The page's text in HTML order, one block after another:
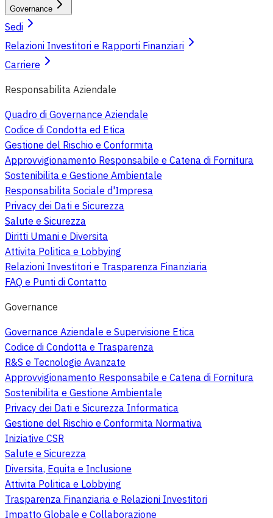
Governance
Sedi
Relazioni Investitori e Rapporti Finanziari
Carriere
Responsabilita Aziendale
Quadro di Governance Aziendale
Codice di Condotta ed Etica
Gestione del Rischio e Conformita
Approvvigionamento Responsabile e Catena di Fornitura
Sostenibilita e Gestione Ambientale
Responsabilita Sociale d'Impresa
Privacy dei Dati e Sicurezza
Salute e Sicurezza
Diritti Umani e Diversita
Attivita Politica e Lobbying
Relazioni Investitori e Trasparenza Finanziaria
FAQ e Punti di Contatto
Governance
Governance Aziendale e Supervisione Etica
Codice di Condotta e Trasparenza
R&S e Tecnologie Avanzate
Approvvigionamento Responsabile e Catena di Fornitura
Sostenibilita e Gestione Ambientale
Privacy dei Dati e Sicurezza Informatica
Gestione del Rischio e Conformita Normativa
Iniziative CSR
Salute e Sicurezza
Diversita, Equita e Inclusione
Attivita Politica e Lobbying
Trasparenza Finanziaria e Relazioni Investitori
Impatto Globale e Collaborazione